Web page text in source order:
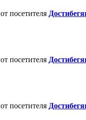
от посетителя
от посетителя
от посетителя